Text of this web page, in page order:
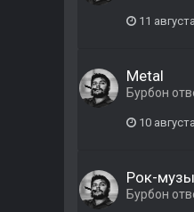
11
Metal
Бурбон
10
Рок-
Бурбон